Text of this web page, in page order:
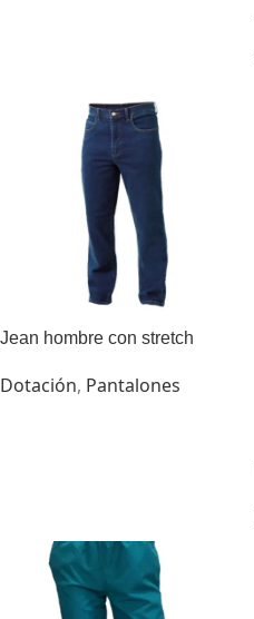
Jean hombre con stretch
Dotación, Pantalones